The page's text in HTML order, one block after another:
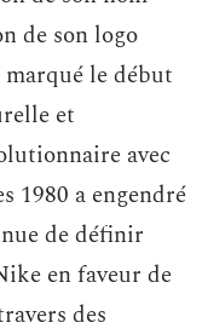
de son logo
le début
et
avec
1980 a engendré
de définir
en faveur de
des